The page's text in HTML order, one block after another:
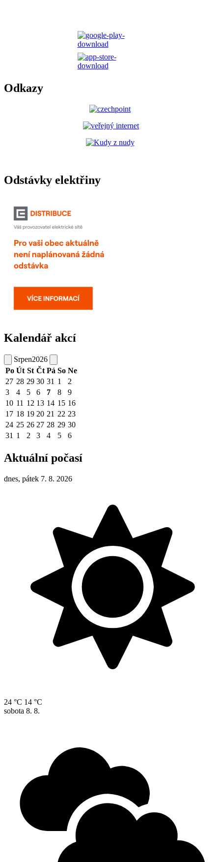
Odkazy
Odstávky elektřiny
Kalendář akcí
Srpen2026
Po Út St Čt Pá So Ne
27 28 29 30 31 1
2
3
4 5 6 7 8
9
10 11 12 13 14 15 16
17 18 19 20 21 22 23
24 25 26 27 28 29 30
31 1 2 3 4 5 6
Aktuální počasí
dnes, pátek 7. 8. 2026
24 °C 14 °C
sobota 8. 8.